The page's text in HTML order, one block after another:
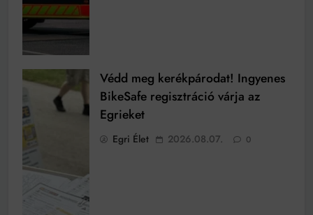
Védd meg kerékpárodat! Ingyenes
BikeSafe regisztráció várja az
Egrieket
Egri Élet 2026.08.07. 0